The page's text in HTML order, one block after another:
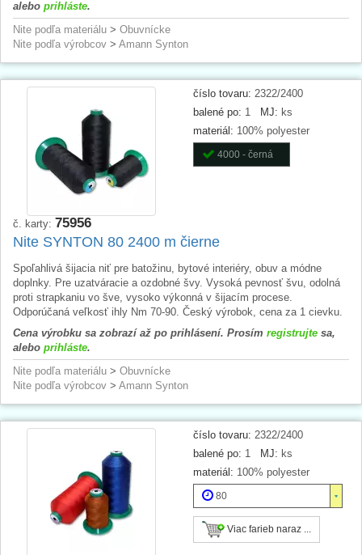
alebo prihláste.
Nite podľa materiálu > Obuvnícke
Nite podľa výrobcov > Amann Synton
číslo tovaru: 2322/2400
balené po: 1 MJ: ks
materiál: 100% polyester
4000 - černá
č. karty: 75956
Nite SYNTON 80 2400 m čierne
Spoľahlivá šijacia niť pre batožinu, bytové interiéry, obuv a módne
doplnky. Pre uzatváracie a ozdobné švy. Vysoká pevnosť švu, odolná
proti strapkaniu vo šve, vysoko výkonná v šijacím procese.
Odporúčaná veľkosť ihly Nm 70-90. Český výrobok, cena za 1 cievku.
Cena výrobku sa zobrazí až po prihlásení. Prosím registrujte sa,
alebo prihláste.
Nite podľa materiálu > Obuvnícke
Nite podľa výrobcov > Amann Synton
číslo tovaru: 2322/2400
balené po: 1 MJ: ks
materiál: 100% polyester
80
Viac farieb naraz ...